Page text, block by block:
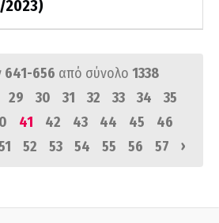
641-656 από σύνολο 1338
29 30 31 32 33 34
35
41 42 43 44 45
46
52 53 54 55 56 57 ›